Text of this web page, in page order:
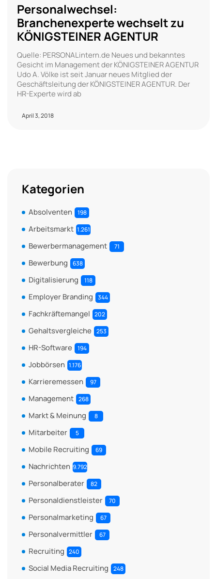
Personalwechsel:
Branchenexperte wechselt zu
KÖNIGSTEINER AGENTUR
Quelle: PERSONALintern.de Neues und bekanntes
Gesicht im Management der KÖNIGSTEINER AGENTUR
Udo A. Völke ist seit Januar neues Mitglied der
Geschäftsleitung der KÖNIGSTEINER AGENTUR. Der
HR-Experte wird ab
April 3, 2018
Kategorien
Absolventen 198
Arbeitsmarkt 1.261
Bewerbermanagement 71
Bewerbung 638
Digitalisierung 118
Employer Branding 344
Fachkräftemangel 202
Gehaltsvergleiche 253
HR-Software 194
Jobbörsen 1.176
Karrieremessen 97
Management 268
Markt & Meinung 8
Mitarbeiter 5
Mobile Recruiting 69
Nachrichten 9.792
Personalberater 82
Personaldienstleister 70
Personalmarketing 67
Personalvermittler 67
Recruiting 240
Social Media Recruiting 248